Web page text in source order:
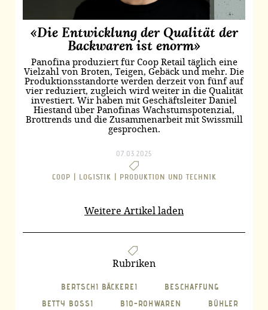
«Die Entwicklung der Qualität der
Backwaren ist enorm»
Panofina produziert für Coop Retail täglich eine
Vielzahl von Broten, Teigen, Gebäck und mehr. Die
Produktionsstandorte werden derzeit von fünf auf
vier reduziert, zugleich wird weiter in die Qualität
investiert. Wir haben mit Geschäftsleiter Daniel
Hiestand über Panofinas Wachstumspotenzial,
Brottrends und die Zusammenarbeit mit Swissmill
gesprochen.
07.03.2025
COOP | LOGISTIK | PRODUKTION UND TECHNIK
Weitere Artikel laden
Rubriken
BERTSCHI BÄCKEREI
BESCHAFFUNG
BETTY BOSSI
BIO-ROHWAREN
BÜHLER